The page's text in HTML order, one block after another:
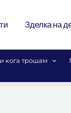
Зделка на
кога трошам